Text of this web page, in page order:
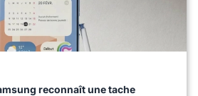
reconnaît une tache